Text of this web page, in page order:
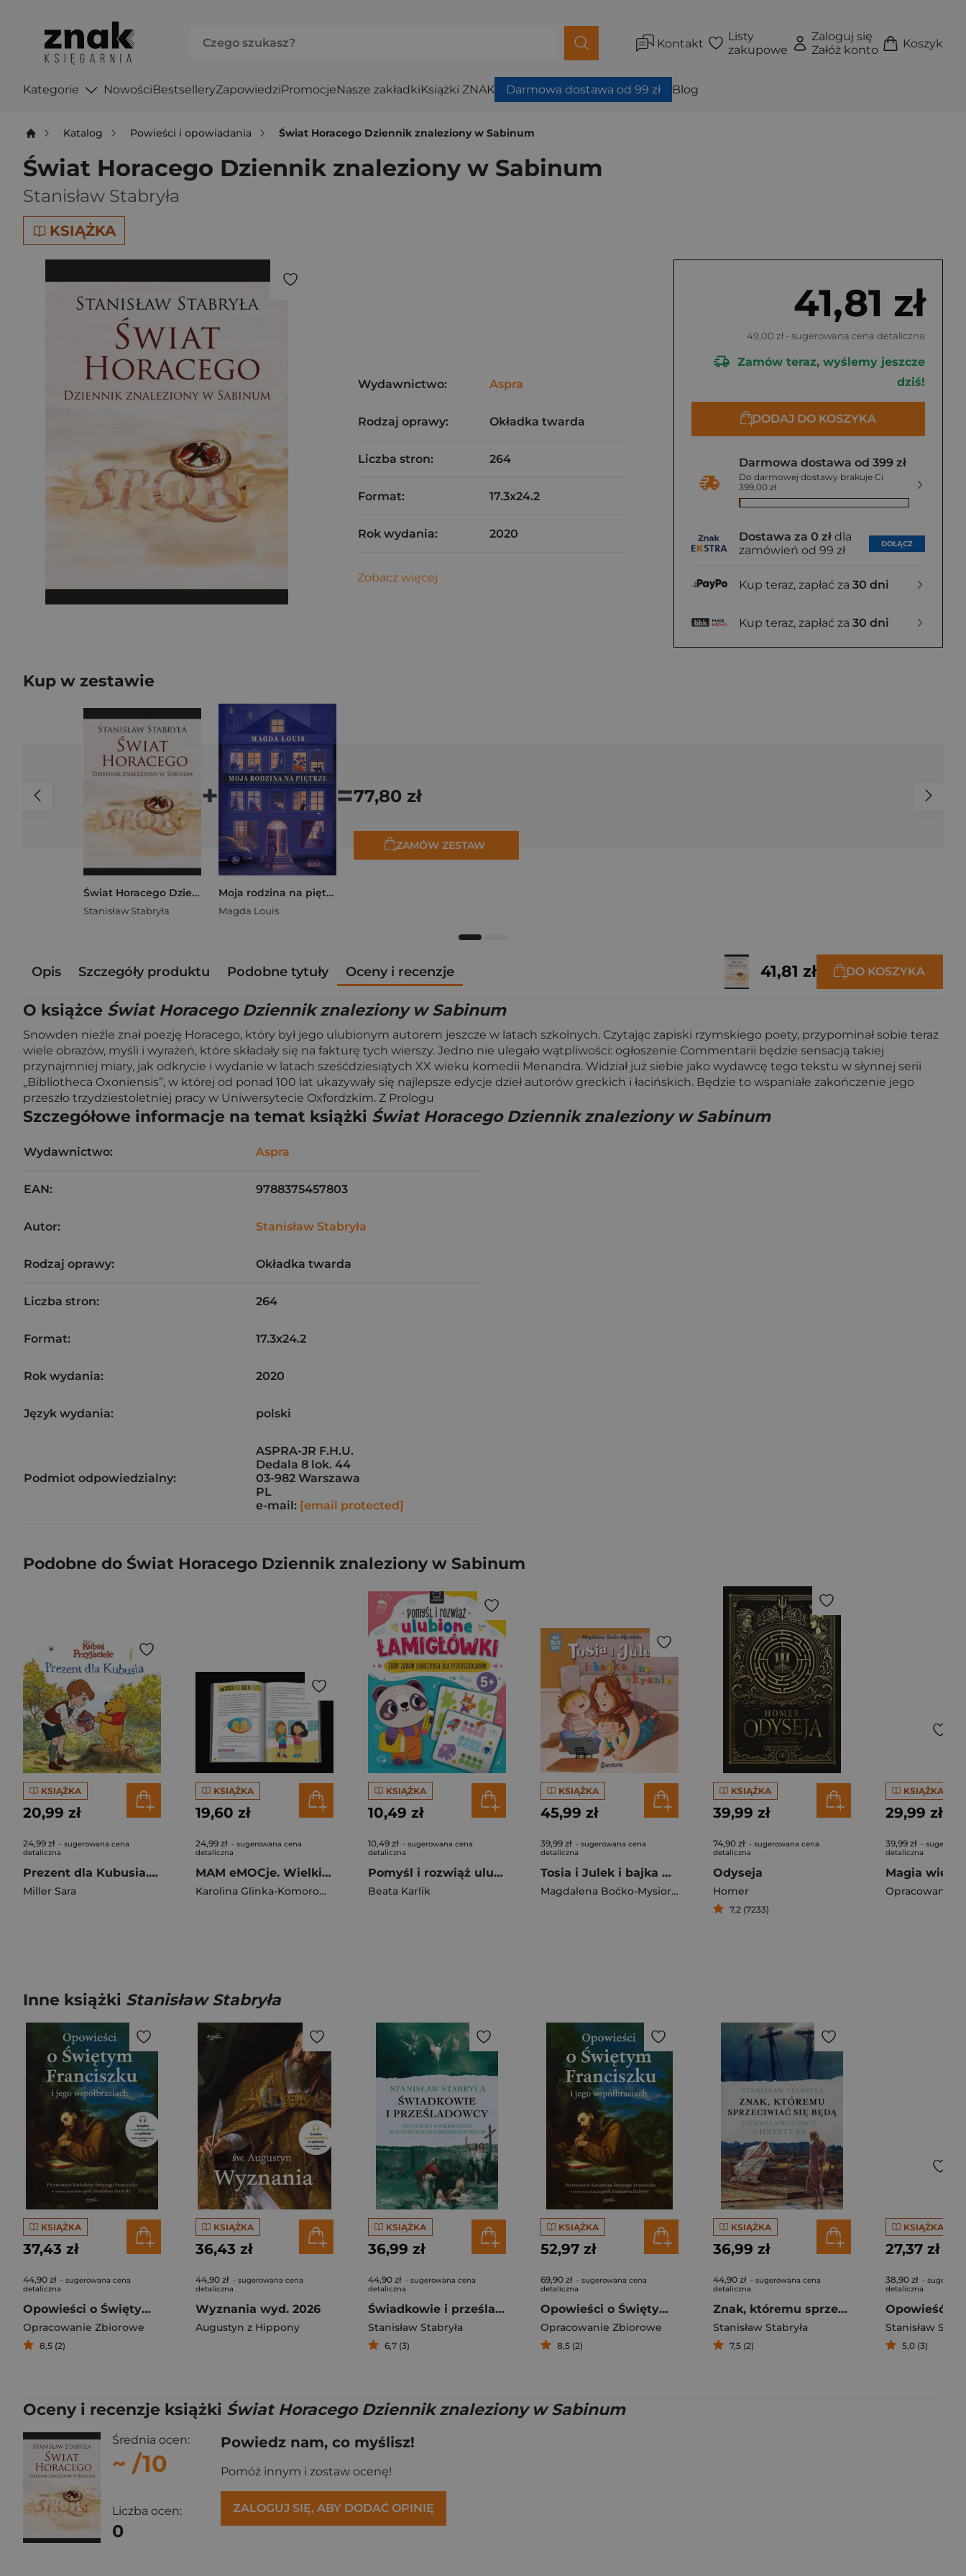
Kontakt
Listy
zakupowe
Zaloguj się
Załóż konto
Koszyk
Kategorie NowościBestselleryZapowiedziPromocjeNasze zakładkiKsiążki ZNAK Darmowa dostawa od 99 zł Blog
Katalog Powieści i opowiadania Świat Horacego Dziennik znaleziony w Sabinum
Świat Horacego Dziennik znaleziony w Sabinum
Stanisław Stabryła
KSIĄŻKA
41,81 zł
49,00 zł - sugerowana cena detaliczna
Zamów teraz, wyślemy jeszcze
dziś!
DODAJ DO KOSZYKA
Darmowa dostawa od 399 zł
Do darmowej dostawy brakuje Ci
399,00 zł
Dostawa za 0 zł dla
zamówień od 99 zł
DOŁĄCZ
Kup teraz, zapłać za 30 dni
Kup teraz, zapłać za 30 dni
Wydawnictwo: Aspra
Rodzaj oprawy: Okładka twarda
Liczba stron: 264
Format: 17.3x24.2
Rok wydania: 2020
Zobacz więcej
Kup w zestawie
Świat Horacego Dziennik znaleziony w Sabinum
Stanisław Stabryła
+
Moja rodzina na piętrze
Magda Louis
=77,80 zł
ZAMÓW ZESTAW
Opis Szczegóły produktu Podobne tytuły Oceny i recenzje 41,81 zł DO KOSZYKA
O książce Świat Horacego Dziennik znaleziony w Sabinum
Snowden nieźle znał poezję Horacego, który był jego ulubionym autorem jeszcze w latach szkolnych. Czytając zapiski rzymskiego poety, przypominał sobie teraz
wiele obrazów, myśli i wyrażeń, które składały się na fakturę tych wierszy. Jedno nie ulegało wątpliwości: ogłoszenie Commentarii będzie sensacją takiej
przynajmniej miary, jak odkrycie i wydanie w latach sześćdziesiątych XX wieku komedii Menandra. Widział już siebie jako wydawcę tego tekstu w słynnej serii
„Bibliotheca Oxoniensis”, w której od ponad 100 lat ukazywały się najlepsze edycje dzieł autorów greckich i łacińskich. Będzie to wspaniałe zakończenie jego
przeszło trzydziestoletniej pracy w Uniwersytecie Oxfordzkim. Z Prologu
Szczegółowe informacje na temat książki Świat Horacego Dziennik znaleziony w Sabinum
Wydawnictwo: Aspra
EAN: 9788375457803
Autor: Stanisław Stabryła
Rodzaj oprawy: Okładka twarda
Liczba stron: 264
Format: 17.3x24.2
Rok wydania: 2020
Język wydania: polski
Podmiot odpowiedzialny:
ASPRA-JR F.H.U.
Dedala 8 lok. 44
03-982 Warszawa
PL
e-mail: [email protected]
Podobne do Świat Horacego Dziennik znaleziony w Sabinum
KSIĄŻKA
20,99 zł
24,99 zł - sugerowana cena
detaliczna
Prezent dla Kubusia. Książka z okienkami. Disney Kubuś i Przyjaciele
Miller Sara
KSIĄŻKA
19,60 zł
24,99 zł - sugerowana cena
detaliczna
MAM eMOCje. Wielkie sprawy małych ludzi. Opowiadania terapeutyczne. Część 2
Karolina Glinka-Komorowska
KSIĄŻKA
10,49 zł
10,49 zł - sugerowana cena
detaliczna
Pomyśl i rozwiąż ulubione ŁAMIGŁÓWKI. Zbiór zabaw logicznych dla przedszkolaków. Od 5 lat
Beata Karlik
KSIĄŻKA
45,99 zł
39,99 zł - sugerowana cena
detaliczna
Tosia i Julek i bajka na ekranie
Magdalena Boćko-Mysiorska
KSIĄŻKA
39,99 zł
74,90 zł - sugerowana cena
detaliczna
Odyseja
Homer
7,2 (7233)
KSIĄŻKA
29,99 zł
39,99 zł -
detaliczna
Opracowanie
Inne książki Stanisław Stabryła
KSIĄŻKA
37,43 zł
44,90 zł - sugerowana cena
detaliczna
Opowieści o Świętym Franciszku i jego współbraciach
Opracowanie Zbiorowe
8,5 (2)
KSIĄŻKA
36,43 zł
44,90 zł - sugerowana cena
detaliczna
Wyznania wyd. 2026
Augustyn z Hippony
KSIĄŻKA
36,99 zł
44,90 zł - sugerowana cena
detaliczna
Świadkowie i prześladowcy. Opowieści o pierwszych męczennikach chrześcijańskich
Stanisław Stabryła
6,7 (3)
KSIĄŻKA
52,97 zł
69,90 zł - sugerowana cena
detaliczna
Opowieści o Świętym Franciszku i jego współbraciach
Opracowanie Zbiorowe
8,5 (2)
KSIĄŻKA
36,99 zł
44,90 zł - sugerowana cena
detaliczna
Znak, któremu sprzeciwiać się będą Pierwsi wrogowie Chrystusa
Stanisław Stabryła
7,5 (2)
KSIĄŻKA
27,37 zł
38,90 zł -
detaliczna
Opowieść
Stanisław
5,0 (3)
Oceny i recenzje książki Świat Horacego Dziennik znaleziony w Sabinum
Średnia ocen:
~ /10
Liczba ocen:
0
Powiedz nam, co myślisz!
Pomóż innym i zostaw ocenę!
ZALOGUJ SIĘ, ABY DODAĆ OPINIĘ